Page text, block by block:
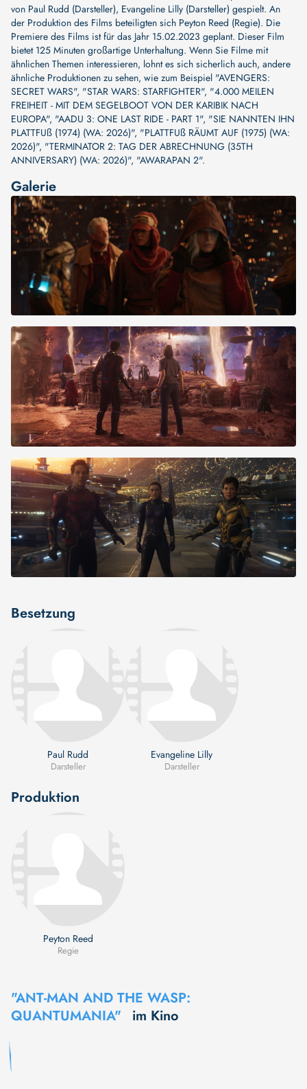
von Paul Rudd (Darsteller), Evangeline Lilly (Darsteller) gespielt. An
der Produktion des Films beteiligten sich Peyton Reed (Regie). Die
Premiere des Films ist für das Jahr 15.02.2023 geplant. Dieser Film
bietet 125 Minuten großartige Unterhaltung. Wenn Sie Filme mit
ähnlichen Themen interessieren, lohnt es sich sicherlich auch, andere
ähnliche Produktionen zu sehen, wie zum Beispiel "AVENGERS:
SECRET WARS", "STAR WARS: STARFIGHTER", "4.000 MEILEN
FREIHEIT - MIT DEM SEGELBOOT VON DER KARIBIK NACH
EUROPA", "AADU 3: ONE LAST RIDE - PART 1", "SIE NANNTEN IHN
PLATTFUß (1974) (WA: 2026)", "PLATTFUß RÄUMT AUF (1975) (WA:
2026)", "TERMINATOR 2: TAG DER ABRECHNUNG (35TH
ANNIVERSARY) (WA: 2026)", "AWARAPAN 2".
Galerie
Besetzung
Paul Rudd
Darsteller
Evangeline Lilly
Darsteller
Produktion
Peyton Reed
Regie
"ANT-MAN AND THE WASP:
QUANTUMANIA"
im Kino